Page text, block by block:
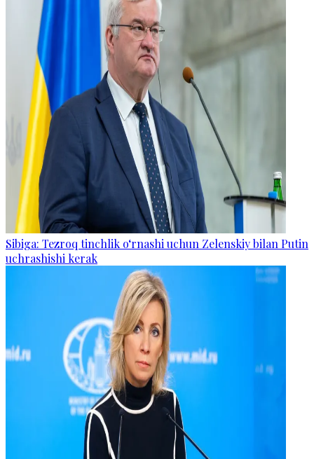
Sibiga: Tezroq tinchlik o‘rnashi uchun Zelenskiy bilan Putin
uchrashishi kerak